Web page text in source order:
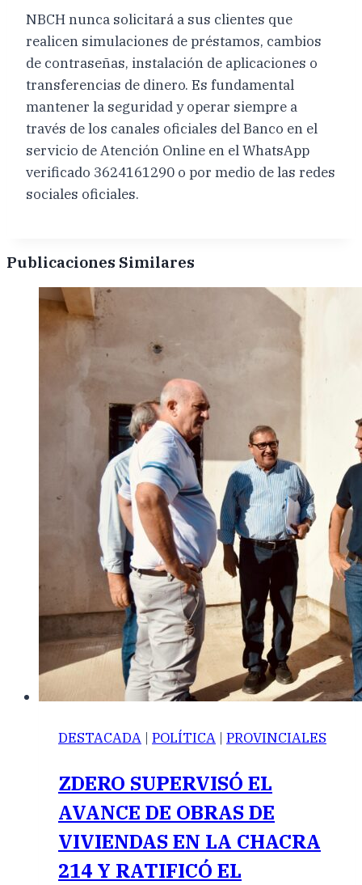
NBCH nunca solicitará a sus clientes que
realicen simulaciones de préstamos, cambios
de contraseñas, instalación de aplicaciones o
transferencias de dinero. Es fundamental
mantener la seguridad y operar siempre a
través de los canales oficiales del Banco en el
servicio de Atención Online en el WhatsApp
verificado 3624161290 o por medio de las redes
sociales oficiales.
Publicaciones Similares
DESTACADA | POLÍTICA | PROVINCIALES
ZDERO SUPERVISÓ EL
AVANCE DE OBRAS DE
VIVIENDAS EN LA CHACRA
214 Y RATIFICÓ EL